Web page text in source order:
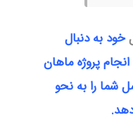
خود به دنبال
پروژه ماهان
شما را به نحو